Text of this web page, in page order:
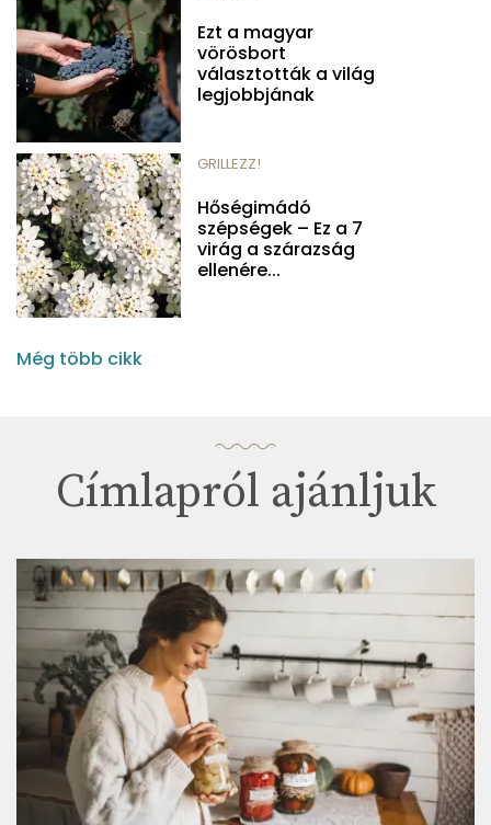
Ezt a magyar
vörösbort
választották a világ
legjobbjának
GRILLEZZ!
Hőségimádó
szépségek – Ez a 7
virág a szárazság
ellenére...
Még több cikk
Címlapról ajánljuk